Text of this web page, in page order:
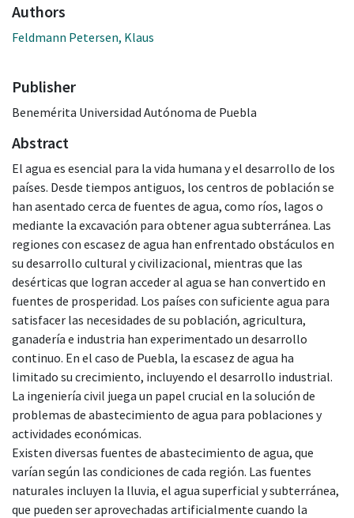
Authors
Feldmann Petersen, Klaus
Publisher
Benemérita Universidad Autónoma de Puebla
Abstract
El agua es esencial para la vida humana y el desarrollo de los
países. Desde tiempos antiguos, los centros de población se
han asentado cerca de fuentes de agua, como ríos, lagos o
mediante la excavación para obtener agua subterránea. Las
regiones con escasez de agua han enfrentado obstáculos en
su desarrollo cultural y civilizacional, mientras que las
desérticas que logran acceder al agua se han convertido en
fuentes de prosperidad. Los países con suficiente agua para
satisfacer las necesidades de su población, agricultura,
ganadería e industria han experimentado un desarrollo
continuo. En el caso de Puebla, la escasez de agua ha
limitado su crecimiento, incluyendo el desarrollo industrial.
La ingeniería civil juega un papel crucial en la solución de
problemas de abastecimiento de agua para poblaciones y
actividades económicas.
Existen diversas fuentes de abastecimiento de agua, que
varían según las condiciones de cada región. Las fuentes
naturales incluyen la lluvia, el agua superficial y subterránea,
que pueden ser aprovechadas artificialmente cuando la